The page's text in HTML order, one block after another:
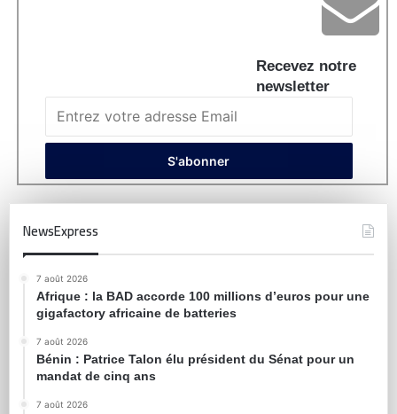
Recevez notre
newsletter
NewsExpress
7 août 2026
Afrique : la BAD accorde 100 millions d’euros pour une
gigafactory africaine de batteries
7 août 2026
Bénin : Patrice Talon élu président du Sénat pour un
mandat de cinq ans
7 août 2026